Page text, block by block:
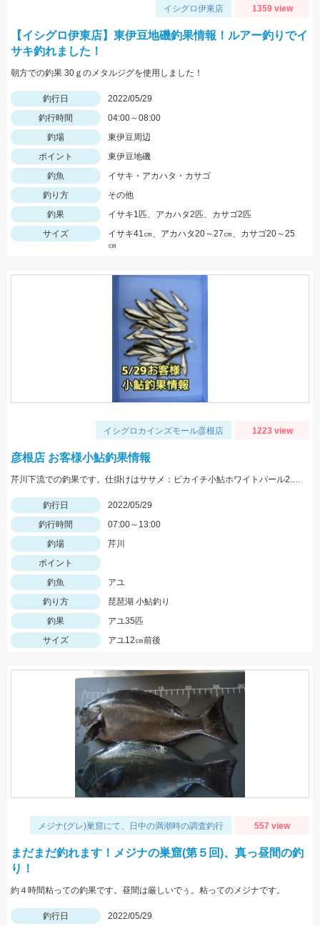
イシグロ伊東店 1359 view
【イシグロ伊東店】東伊豆地磯釣果情報！ルアー釣りでイ
サキ釣れました！
朝方での釣果 30ｇのメタルジグを使用しました！
釣行日
2022/05/29
釣行時間
04:00～08:00
釣場
東伊豆周辺
ポイント
東伊豆地磯
釣魚
イサキ・アカハタ・カサゴ
釣り方
その他
釣果
イサキ1匹、アカハタ2匹、カサゴ2匹
サイズ
イサキ41㎝、アカハタ20～27㎝、カサゴ20～25
㎝
イシグロカインズモール彦根店 1223 view
彦根店 お客様小鮎釣果情報
芹川下流での釣果です。仕掛けはササメ：ピカイチ小鮎ホワイトパール2.5号がオススメです！
釣行日
2022/05/29
釣行時間
07:00～13:00
釣場
芹川
ポイント
釣魚
アユ
釣り方
琵琶湖 小鮎釣り
釣果
アユ35匹
サイズ
アユ12㎝前後
メジナ(グレ)巣窟にて、日中の満潮時の調査釣行 557 view
まだまだ釣れます！メジナの巣窟(第５回)、真っ昼間の釣
り！
約４時間粘っての釣果です。昼間は厳しいでぅ。粘ってのメジナです。
釣行日 2022/05/29